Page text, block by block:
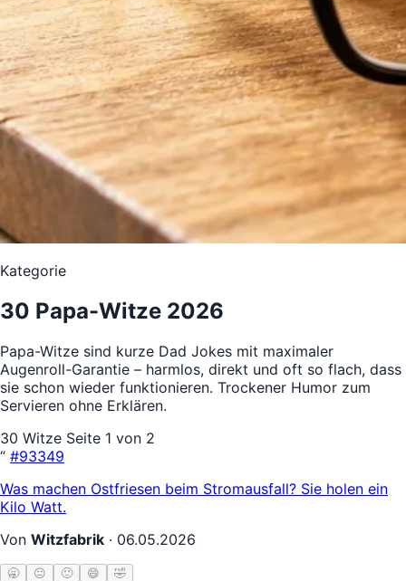
Kategorie
30 Papa-Witze 2026
Papa-Witze sind kurze Dad Jokes mit maximaler
Augenroll-Garantie – harmlos, direkt und oft so flach, dass
sie schon wieder funktionieren. Trockener Humor zum
Servieren ohne Erklären.
30 Witze Seite 1 von 2
“ #93349
Was machen Ostfriesen beim Stromausfall? Sie holen ein
Kilo Watt.
Von Witzfabrik · 06.05.2026
🥱 😐 🙂 😄 🤣